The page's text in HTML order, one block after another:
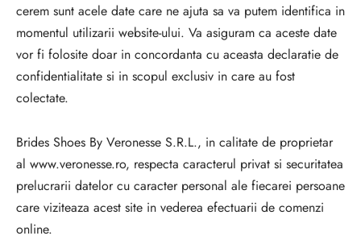
cerem sunt acele date care ne ajuta sa va putem identifica in
momentul utilizarii website-ului. Va asiguram ca aceste date
vor fi folosite doar in concordanta cu aceasta declaratie de
confidentialitate si in scopul exclusiv in care au fost
colectate.
Brides Shoes By Veronesse S.R.L., in calitate de proprietar
al www.veronesse.ro, respecta caracterul privat si securitatea
prelucrarii datelor cu caracter personal ale fiecarei persoane
care viziteaza acest site in vederea efectuarii de comenzi
online.